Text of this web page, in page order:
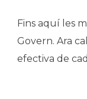
Fins aquí les
Govern. Ara
efectiva de